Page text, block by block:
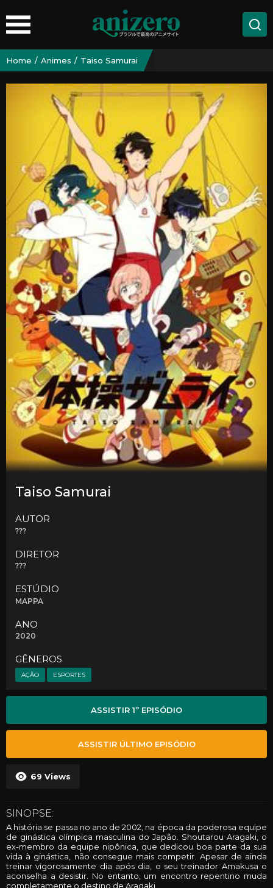
Home Animes Taiso Samurai
Taiso Samurai
AUTOR
???
DIRETOR
???
ESTÚDIO
MAPPA
ANO
2020
GÊNEROS
AÇÃO ESPORTES
69 Views
ASSISTIR 1º EPISÓDIO
ASSISTIR ÚLTIMO EPISÓDIO
SINOPSE:
A história se passa no ano de 2002, na época da poderosa equipe
de ginástica olímpica masculina do Japão. Shoutarou Aragaki, o
ex-membro da equipe nipônica, que dedicou boa parte da sua
vida à ginástica, não consegue mais competir. Apesar de ainda
treinar vigorosamente dia após dia, o seu treinador Amakusa o
aconselha a desistir. No entanto, um encontro repentino muda
completamente o destino de Aragaki